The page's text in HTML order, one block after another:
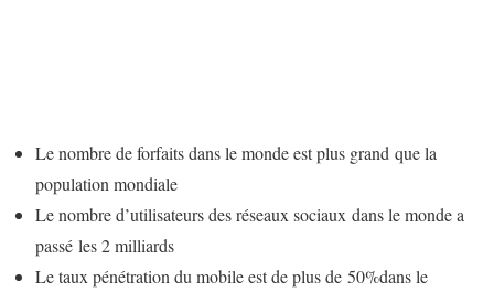
Le nombre de forfaits dans le monde est plus grand que la
population mondiale
Le nombre d’utilisateurs des réseaux sociaux dans le monde a
passé les 2 milliards
Le taux pénétration du mobile est de plus de 50%dans le